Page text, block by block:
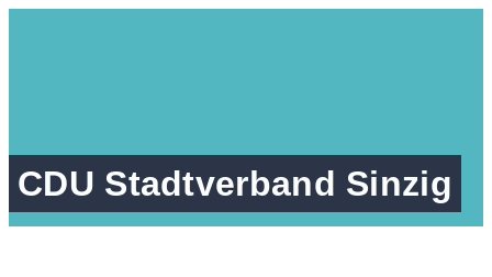
CDU Stadtverband Sinzig